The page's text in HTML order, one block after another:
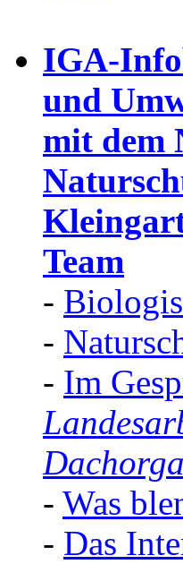
IGA-
und
mit dem
Team
-
-
- Im
- Was
- Das